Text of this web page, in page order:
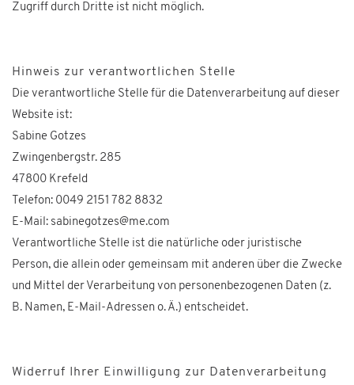
Zugriff durch Dritte ist nicht möglich.
Hinweis zur verantwortlichen Stelle
Die verantwortliche Stelle für die Datenverarbeitung auf dieser
Website ist:
Sabine Gotzes
Zwingenbergstr. 285
47800 Krefeld
Telefon: 0049 2151 782 8832
E-Mail: sabinegotzes@me.com
Verantwortliche Stelle ist die natürliche oder juristische
Person, die allein oder gemeinsam mit anderen über die Zwecke
und Mittel der Verarbeitung von personenbezogenen Daten (z.
B. Namen, E-Mail-Adressen o. Ä.) entscheidet.
Widerruf Ihrer Einwilligung zur Datenverarbeitung